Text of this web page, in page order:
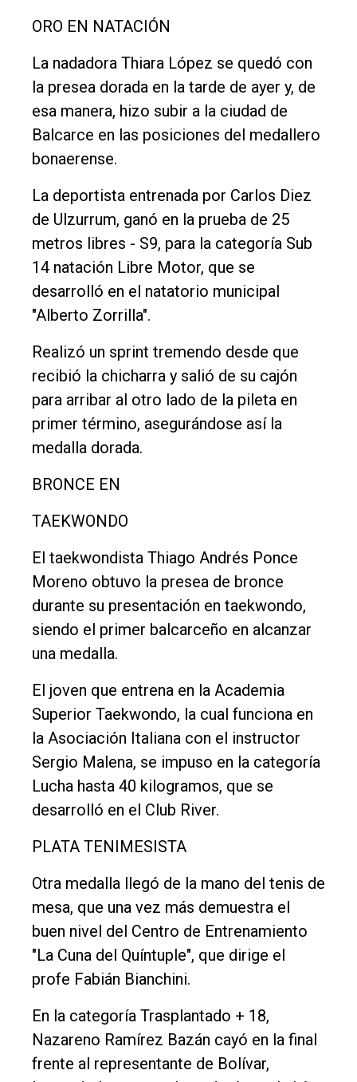
Entrevistas
Rural
Deportes
Fúnebres
Edición
Empresa
Nosotros
Contacto
ORO EN NATACIÓN
La nadadora Thiara López se quedó con
la presea dorada en la tarde de ayer y, de
esa manera, hizo subir a la ciudad de
Balcarce en las posiciones del medallero
bonaerense.
La deportista entrenada por Carlos Diez
de Ulzurrum, ganó en la prueba de 25
metros libres - S9, para la categoría Sub
14 natación Libre Motor, que se
desarrolló en el natatorio municipal
"Alberto Zorrilla".
Realizó un sprint tremendo desde que
recibió la chicharra y salió de su cajón
para arribar al otro lado de la pileta en
primer término, asegurándose así la
medalla dorada.
BRONCE EN
TAEKWONDO
El taekwondista Thiago Andrés Ponce
Moreno obtuvo la presea de bronce
durante su presentación en taekwondo,
siendo el primer balcarceño en alcanzar
una medalla.
El joven que entrena en la Academia
Superior Taekwondo, la cual funciona en
la Asociación Italiana con el instructor
Sergio Malena, se impuso en la categoría
Lucha hasta 40 kilogramos, que se
desarrolló en el Club River.
PLATA TENIMESISTA
Otra medalla llegó de la mano del tenis de
mesa, que una vez más demuestra el
buen nivel del Centro de Entrenamiento
"La Cuna del Quíntuple", que dirige el
profe Fabián Bianchini.
En la categoría Trasplantado + 18,
Nazareno Ramírez Bazán cayó en la final
frente al representante de Bolívar,